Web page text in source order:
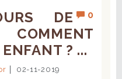
0
DE
? ...
02-11-2019